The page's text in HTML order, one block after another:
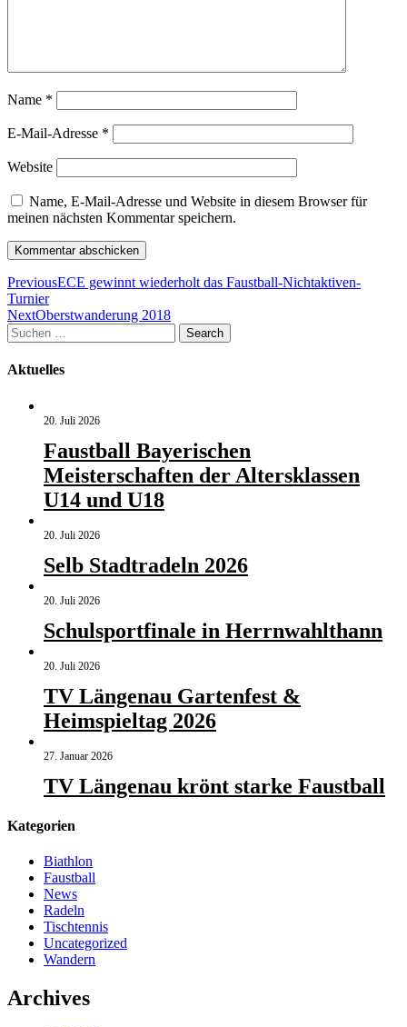
Name *
E-Mail-Adresse *
Website
Name, E-Mail-Adresse und Website in diesem Browser für
meinen nächsten Kommentar speichern.
Beitragsnavigation
PreviousECE gewinnt wiederholt das Faustball-Nichtaktiven-
Turnier
NextOberstwanderung 2018
Suchen
nach:
Search
Aktuelles
20. Juli 2026
Faustball Bayerischen
Meisterschaften der Altersklassen
U14 und U18
20. Juli 2026
Selb Stadtradeln 2026
20. Juli 2026
Schulsportfinale in Herrnwahlthann
20. Juli 2026
TV Längenau Gartenfest &
Heimspieltag 2026
27. Januar 2026
TV Längenau krönt starke Faustball
Kategorien
Biathlon
Faustball
News
Radeln
Tischtennis
Uncategorized
Wandern
Archives